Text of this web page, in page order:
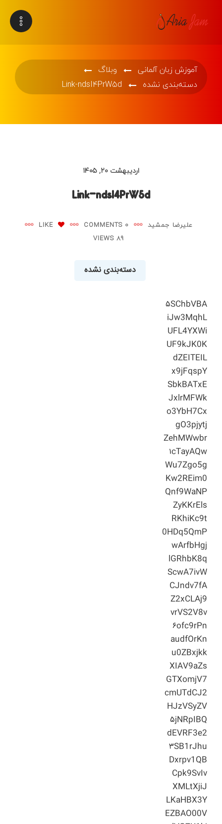
آموزش زبان آلمانی
وبلاگ
دسته‌بندی نشده
Link-ndsI4PrW5d
اردیبهشت ۲۰, ۱۴۰۵
Link-ndsI4PrW5d
علیرضا جمشید 0 COMMENTS
LIKE
89 VIEWS
دسته‌بندی نشده
۵SChbVBA
iJw3MqhL
UFL4YXWi
UF9kJK0K
dZEITEIL
x9jFqspY
SbkBATxE
JxlrMFWk
o3YbH7Cx
gO3pjytj
ZehMWwbr
۱cTayAQw
Wu7Zgo5g
Kw2REim0
Qnf9WaNP
ZyKKrEls
RKhiKc9t
0HDq5QmP
wArfbHgj
lGRhbK8q
ScwA7ivW
CJndv7fA
Z2xCLAj9
vrVS2V8v
۶ofc9rPn
audfOrKn
u0ZBxjkk
XIAV9aZs
GTXomjV7
cmUTdCJ2
HJzVSyZV
۵jNRpIBQ
dEVRF3e2
۳SB1rJhu
Dxrpv1QB
Cpk9SvIv
XMLtXjiJ
LKaHBX3Y
EZBAO00V